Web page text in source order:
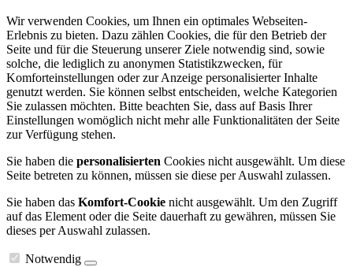
Wir verwenden Cookies, um Ihnen ein optimales Webseiten-
Erlebnis zu bieten. Dazu zählen Cookies, die für den Betrieb der
Seite und für die Steuerung unserer Ziele notwendig sind, sowie
solche, die lediglich zu anonymen Statistikzwecken, für
Komforteinstellungen oder zur Anzeige personalisierter Inhalte
genutzt werden. Sie können selbst entscheiden, welche Kategorien
Sie zulassen möchten. Bitte beachten Sie, dass auf Basis Ihrer
Einstellungen womöglich nicht mehr alle Funktionalitäten der Seite
zur Verfügung stehen.
Sie haben die personalisierten Cookies nicht ausgewählt. Um diese
Seite betreten zu können, müssen sie diese per Auswahl zulassen.
Sie haben das Komfort-Cookie nicht ausgewählt. Um den Zugriff
auf das Element oder die Seite dauerhaft zu gewähren, müssen Sie
dieses per Auswahl zulassen.
Notwendig